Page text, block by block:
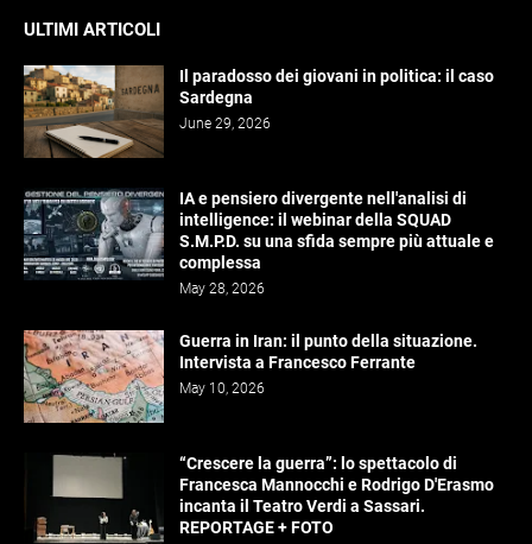
ULTIMI ARTICOLI
Il paradosso dei giovani in politica: il caso
Sardegna
June 29, 2026
IA e pensiero divergente nell'analisi di
intelligence: il webinar della SQUAD
S.M.P.D. su una sfida sempre più attuale e
complessa
May 28, 2026
Guerra in Iran: il punto della situazione.
Intervista a Francesco Ferrante
May 10, 2026
“Crescere la guerra”: lo spettacolo di
Francesca Mannocchi e Rodrigo D'Erasmo
incanta il Teatro Verdi a Sassari.
REPORTAGE + FOTO